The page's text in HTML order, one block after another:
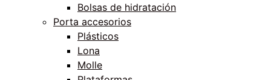
Bolsas de hidratación
Porta accesorios
Plásticos
Lona
Molle